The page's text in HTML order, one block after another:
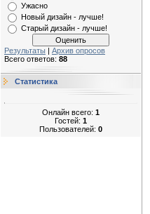
Ужасно
Новый дизайн - лучше!
Старый дизайн - лучше!
Результаты | Архив опросов
Всего ответов: 88
Статистика
Онлайн всего: 1
Гостей: 1
Пользователей: 0